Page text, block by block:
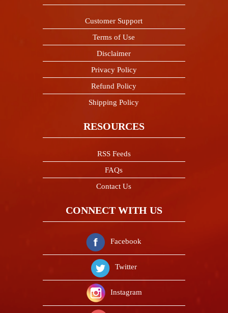
Customer Support
Terms of Use
Disclaimer
Privacy Policy
Refund Policy
Shipping Policy
RESOURCES
RSS Feeds
FAQs
Contact Us
CONNECT WITH US
Facebook
Twitter
Instagram